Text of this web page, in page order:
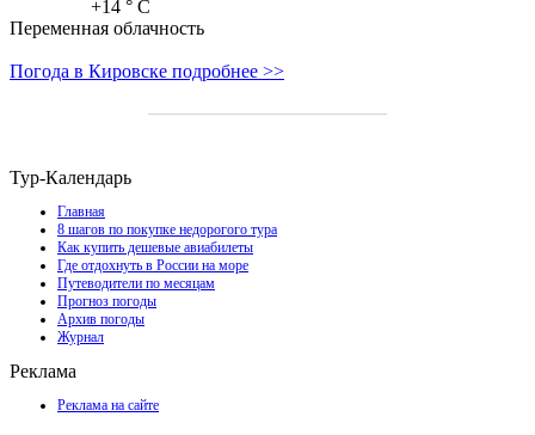
+14 ° C
Переменная облачность
Погода в Кировске подробнее >>
Тур-Календарь
Главная
8 шагов по покупке недорогого тура
Как купить дешевые авиабилеты
Где отдохнуть в России на море
Путеводители по месяцам
Прогноз погоды
Архив погоды
Журнал
Реклама
Реклама на сайте